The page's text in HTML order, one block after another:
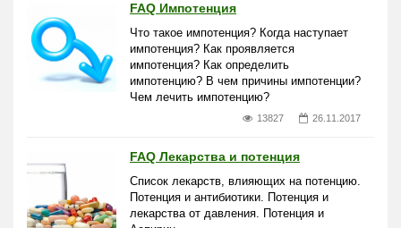
FAQ Импотенция
Что такое импотенция? Когда наступает
импотенция? Как проявляется
импотенция? Как определить
импотенцию? В чем причины импотенции?
Чем лечить импотенцию?
13827 26.11.2017
FAQ Лекарства и потенция
Список лекарств, влияющих на потенцию.
Потенция и антибиотики. Потенция и
лекарства от давления. Потенция и